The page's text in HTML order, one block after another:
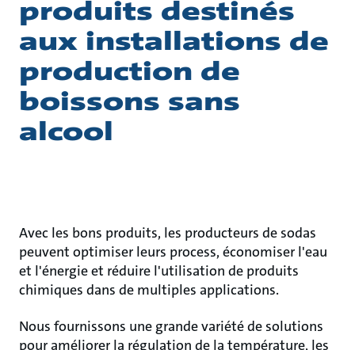
produits destinés
aux installations de
production de
boissons sans
alcool
Avec les bons produits, les producteurs de sodas
peuvent optimiser leurs process, économiser l'eau
et l'énergie et réduire l'utilisation de produits
chimiques dans de multiples applications.
Nous fournissons une grande variété de solutions
pour améliorer la régulation de la température, les